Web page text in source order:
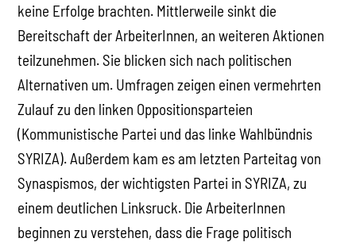
keine Erfolge brachten. Mittlerweile sinkt die
Bereitschaft der Arbeiter­Innen, an weiteren Aktionen
teilzunehmen. Sie blicken sich nach politischen
Alternativen um. Umfragen zeigen einen vermehrten
Zulauf zu den linken Oppositionsparteien
(Kommunistische Partei und das linke Wahlbündnis
SYRIZA). Außerdem kam es am letzten Parteitag von
Synaspismos, der wichtigsten Partei in SYRIZA, zu
einem deutlichen Linksruck. Die ArbeiterInnen
beginnen zu verstehen, dass die Frage politisch